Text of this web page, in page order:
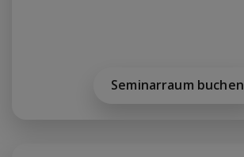
Seminarraum buchen